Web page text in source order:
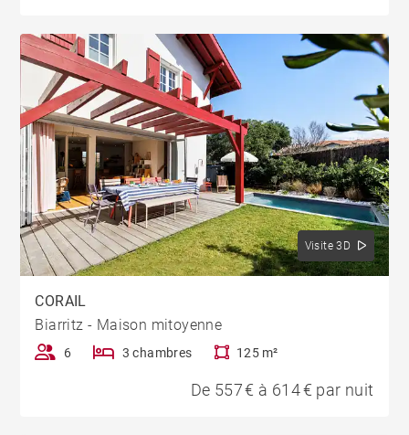
Visite 3D
CORAIL
Biarritz - Maison mitoyenne
6 3 chambres 125 m²
De 557 € à 614 € par nuit